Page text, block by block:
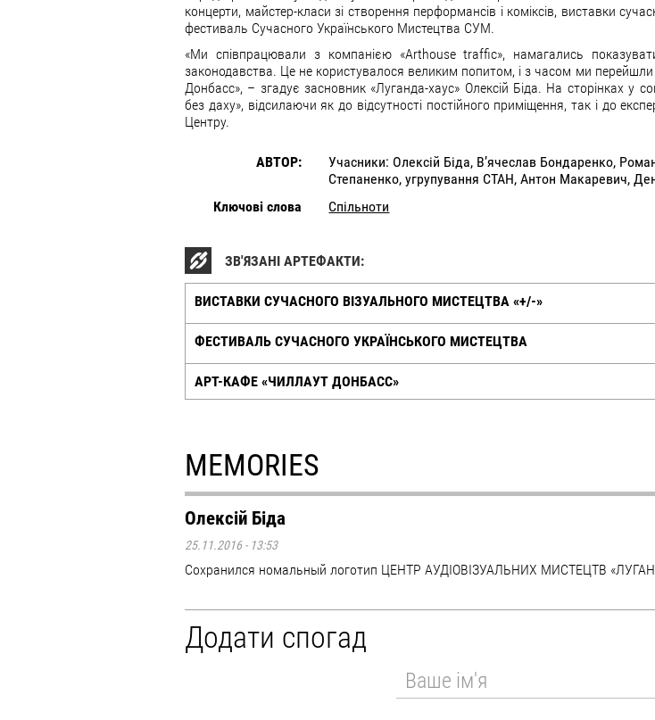
концерти, майстер-класи зі створення перформансів і коміксів, виставки
фестиваль Сучасного Українського Мистецтва СУМ.
«Ми співпрацювали з компанією «Аrthouse traffic», намагались
законодавства. Це не користувалося великим попитом, і з часом ми перейшли
Донбасс», – згадує засновник «Луганда-хаус» Олексій Біда. На сторінках у
без даху», відсилаючи як до відсутності постійного приміщення, так і до
Центру.
АВТОР:
Учасники: Олексій Біда, В’ячеслав Бондаренко,
Степаненко, угрупування СТАН, Антон Макаревич,
Ключові слова
Спільноти
ЗВ'ЯЗАНІ АРТЕФАКТИ:
ВИСТАВКИ СУЧАСНОГО ВІЗУАЛЬНОГО МИСТЕЦТВА «+/-»
ФЕСТИВАЛЬ СУЧАСНОГО УКРАЇНСЬКОГО МИСТЕЦТВА
АРТ-КАФЕ «ЧИЛЛАУТ ДОНБАСС»
MEMORIES
Олексій Біда
25.11.2016 - 13:53
Сохранился номальный логотип ЦЕНТР АУДІОВІЗУАЛЬНИХ МИСТЕЦТВ
Додати спогад